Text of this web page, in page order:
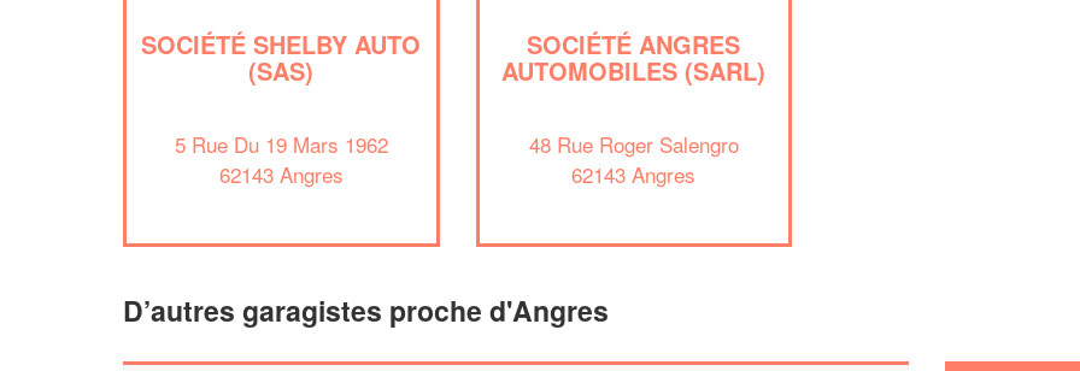
SOCIÉTÉ SHELBY AUTO
(SAS)
5 Rue Du 19 Mars 1962
62143 Angres
SOCIÉTÉ ANGRES
AUTOMOBILES (SARL)
48 Rue Roger Salengro
62143 Angres
D’autres garagistes proche d'Angres